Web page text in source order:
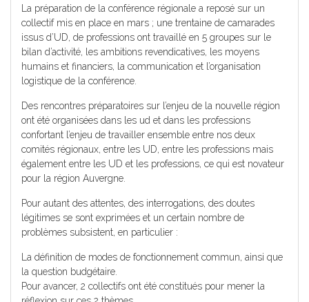
La préparation de la conférence régionale a reposé sur un
collectif mis en place en mars ; une trentaine de camarades
issus d’UD, de professions ont travaillé en 5 groupes sur le
bilan d’activité, les ambitions revendicatives, les moyens
humains et financiers, la communication et l’organisation
logistique de la conférence.
Des rencontres préparatoires sur l’enjeu de la nouvelle région
ont été organisées dans les ud et dans les professions
confortant l’enjeu de travailler ensemble entre nos deux
comités régionaux, entre les UD, entre les professions mais
également entre les UD et les professions, ce qui est novateur
pour la région Auvergne.
Pour autant des attentes, des interrogations, des doutes
légitimes se sont exprimées et un certain nombre de
problèmes subsistent, en particulier :
La définition de modes de fonctionnement commun, ainsi que
la question budgétaire.
Pour avancer, 2 collectifs ont été constitués pour mener la